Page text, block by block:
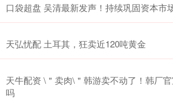
口袋超盘 吴清最新发声！持续巩固资本市
天弘忧配 土耳其，狂卖近120吨黄金
天牛配资 \＂卖肉\＂韩游卖不动了！韩厂
吗